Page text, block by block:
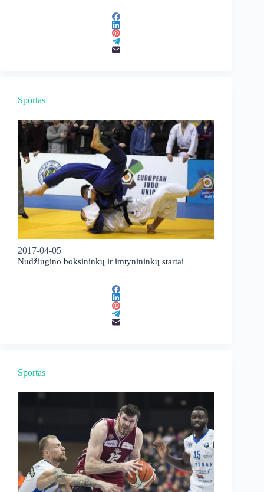
Sportas
2017-04-05
Nudžiugino boksininkų ir imtynininkų startai
Sportas